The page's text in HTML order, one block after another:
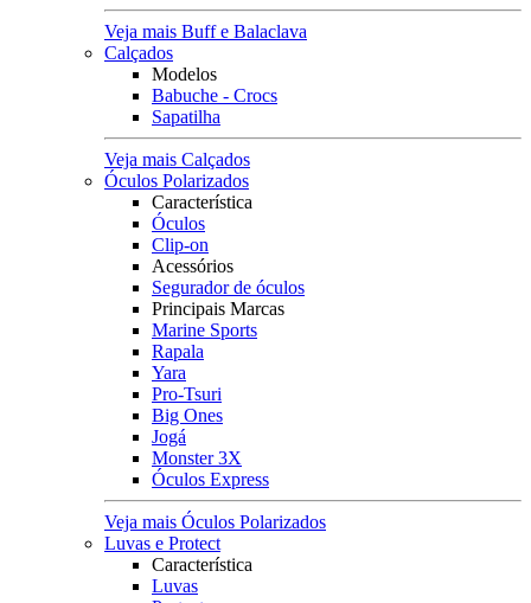
Veja mais Buff e Balaclava
Calçados
Modelos
Babuche - Crocs
Sapatilha
Veja mais Calçados
Óculos Polarizados
Característica
Óculos
Clip-on
Acessórios
Segurador de óculos
Principais Marcas
Marine Sports
Rapala
Yara
Pro-Tsuri
Big Ones
Jogá
Monster 3X
Óculos Express
Veja mais Óculos Polarizados
Luvas e Protect
Característica
Luvas